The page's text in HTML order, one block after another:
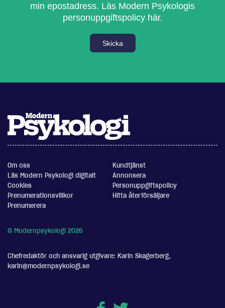
min epostadress. Läs Modern Psykologis
personuppgiftspolicy här.
Skicka
Om oss
Kundtjänst
Läs Modern Psykologi digitalt
Annonsera
Cookies
Personuppgiftspolicy
Prenumerationsvillkor
Hitta återförsäljare
Prenumerera
© Modernpsykologi 2026
Chefredaktör och ansvarig utgivare: Karin Skagerberg,
karin@modernpsykologi.se